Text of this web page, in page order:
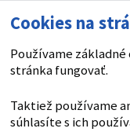
Cookies na
Používame
stránka fungovať.
Taktiež používame
súhlasíte s ich